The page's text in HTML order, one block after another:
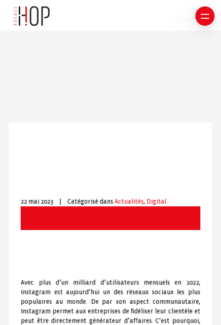
Aller
contenu
22 mai 2023 Catégorisé dans Actualités, Digital
Avec plus d’un milliard d’utilisateurs mensuels en 2022,
Instagram est aujourd’hui un des réseaux sociaux les plus
populaires au monde. De par son aspect communautaire,
Instagram permet aux entreprises de fidéliser leur clientèle et
peut être directement générateur d’affaires. C’est pourquoi,